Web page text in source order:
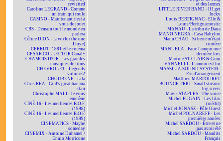
revisited
Caroline LEGRAND - Comme
un train qui roule
CASINO - Maintenant c'est à
vous de jouer
CBS - Demain tout le monde en
parlera
Céline DION - Live (for the one
I love)
CERRUTI 1881 et le cinéma
CESAR COLLECTOR Canal+
CHAMOIS D'OR - Les grandes
musiques de films
CHEVROLET - Legends
volume 2
CHOUBENE - Lila
Chris REA - God's great banana
skin
Christophe MALI - Je vous
emmène
CINÉ 16 - Les meilleures B.O.F.
(1998)
CINÉ 16 - Les meilleures B.O.F.
(1999)
CINEMATICS - Maybe
someday
CINEMIX - Antoine Duhamel /
Ennio Morricone
et des larmes
LITTLE RIVER BAND - If I get
lucky
Louis BERTIGNAC - Elle &
Louis/Bertignacoustic
MANAU - La tribu de Dana
MANO NEGRA - Casa Babylon
Manu CHAO - Si berie m'était
contéee
MANUELA - Faire l'amour une
dernière fois
Martine ST-CLAIR & Gino
VANNELLI - L'amour est loi
MASSILIA SOUND SYSTEM -
Pas d'arrangement
Matthieu MARTOURET
BOUNCE TRIO - Small streams
big rivers
Mavis STAPLES - The voice
Michel FUGAIN - Les lilas
(inédit)
Michel JONASZ - Pôle Ouest
Michel POLNAREFF - Les
premières années
Michel SARDOU - Être et ne
pas avoir été
Michel SARDOU - Maudits
Français